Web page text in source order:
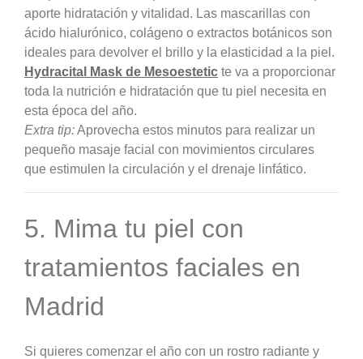
aporte hidratación y vitalidad. Las mascarillas con
ácido hialurónico, colágeno o extractos botánicos son
ideales para devolver el brillo y la elasticidad a la piel.
Hydracital Mask de Mesoestetic te va a proporcionar
toda la nutrición e hidratación que tu piel necesita en
esta época del año.
Extra tip:Aprovecha estos minutos para realizar un
pequeño masaje facial con movimientos circulares
que estimulen la circulación y el drenaje linfático.
5. Mima tu piel con
tratamientos faciales en
Madrid
Si quieres comenzar el año con un rostro radiante y